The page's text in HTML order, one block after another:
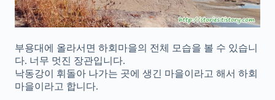
부용대에 올라서면 하회마을의 전체 모습을 볼 수 있습니
다. 너무 멋진 장관입니다.
낙동강이 휘돌아 나가는 곳에 생긴 마을이라고 해서 하회
마을이라고 합니다.